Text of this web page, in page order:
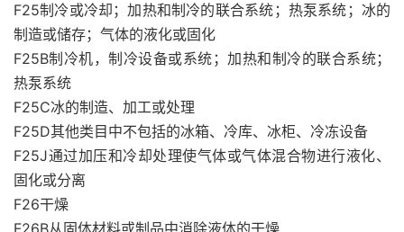
F25制冷或冷却；加热和制冷的联合系统；热泵系统；冰的
制造或储存；气体的液化或固化
F25B制冷机，制冷设备或系统；加热和制冷的联合系统；
热泵系统
F25C冰的制造、加工或处理
F25D其他类目中不包括的冰箱、冷库、冰柜、冷冻设备
F25J通过加压和冷却处理使气体或气体混合物进行液化、
固化或分离
F26干燥
F26B从固体材料或制品中消除液体的干燥